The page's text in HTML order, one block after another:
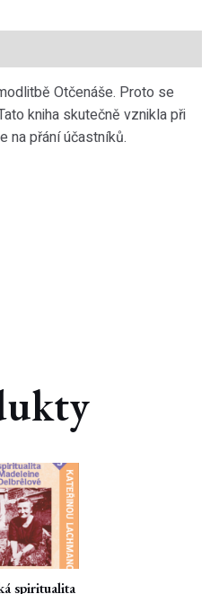
Otčenáše. Proto se
kniha skutečně vznikla při
na přání účastníků.
spiritualita